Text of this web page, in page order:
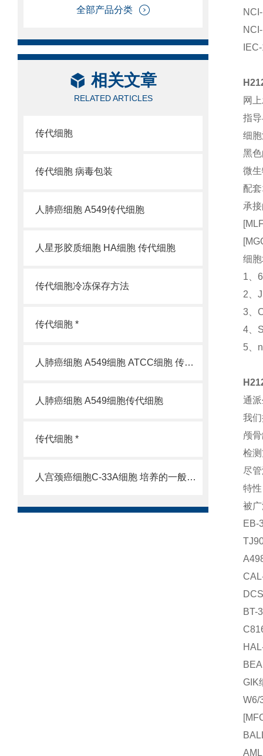
全部产品分类
相关文章
RELATED ARTICLES
传代细胞
传代细胞 病毒包装
人肺癌细胞 A549传代细胞
人星形胶质细胞 HA细胞 传代细胞
传代细胞冷冻保存方法
传代细胞 *
人肺癌细胞 A549细胞 ATCC细胞 传代细胞
人肺癌细胞 A549细胞传代细胞
传代细胞 *
人宫颈癌细胞C-33A细胞 培养的一般过程
网
指
细
黑
微
配
承
细
1、
2、
3、
4、
5、
通
我
颅
检
尽
特
被
EB-
BT-
GIK
W6/